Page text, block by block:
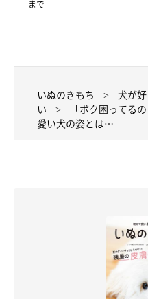
まで
いぬのきもち 犬が好
い
「ボク困ってる
愛い犬の姿とは…